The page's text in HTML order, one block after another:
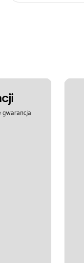
gwarancja